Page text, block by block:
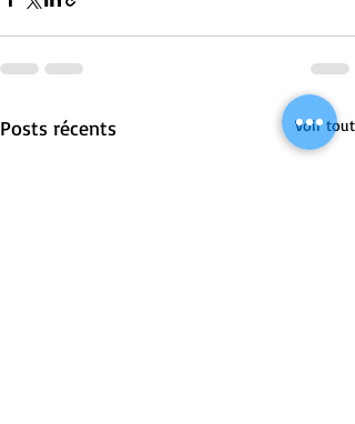
Posts récents Voir tout